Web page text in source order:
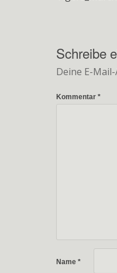
Schreibe
Deine E-
Kommentar *
Name *